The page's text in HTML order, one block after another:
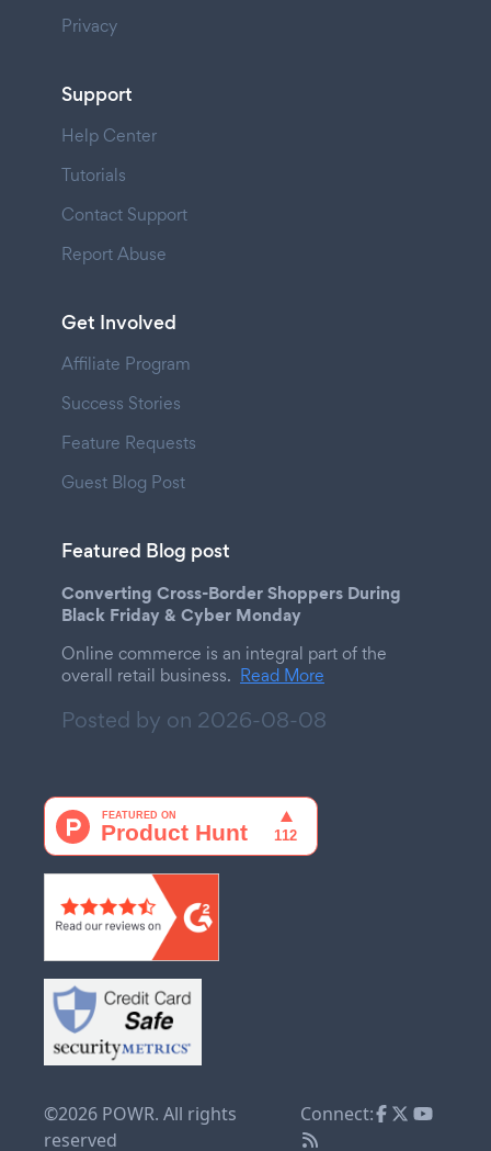
Privacy
Support
Help Center
Tutorials
Contact Support
Report Abuse
Get Involved
Affiliate Program
Success Stories
Feature Requests
Guest Blog Post
Featured Blog post
Converting Cross-Border Shoppers During
Black Friday & Cyber Monday
Online commerce is an integral part of the
overall retail business. Read More
Posted by on 2026-08-08
©2026 POWR. All rights
reserved
Connect: